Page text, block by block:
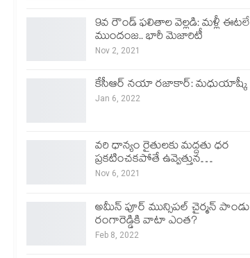
9వ రౌండ్ ఫలితాల వెల్లడి: మళ్లీ ఈటలే
ముందంజ.. భారీ మెజారిటీ
Nov 2, 2021
కేసీఆర్ నయా రజాకార్: మధుయాష్కీ
Jan 6, 2022
వరి ధాన్యం రైతులకు మద్దతు ధర
ప్రకటించకపోతే ఉవ్వెత్తున…
Nov 6, 2021
అమీన్ పూర్ మున్సిపల్ చైర్మన్ పాండు
రంగారెడ్డికి వాటా ఎంత?
Feb 8, 2022